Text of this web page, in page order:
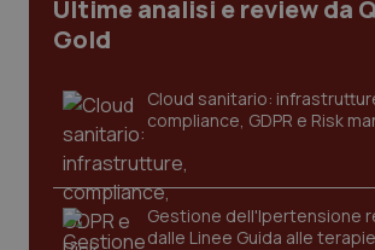
Ultime analisi e review da
Gold
Cloud sanitario:
compliance, GDPR e Risk
Gestione dell'Ipertensione
dalle Linee Guida alle
Nome